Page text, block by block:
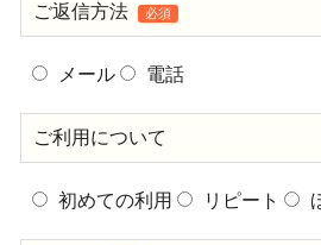
ご返信方法 必須
メール 電話
ご利用について
初めての利用 リピート